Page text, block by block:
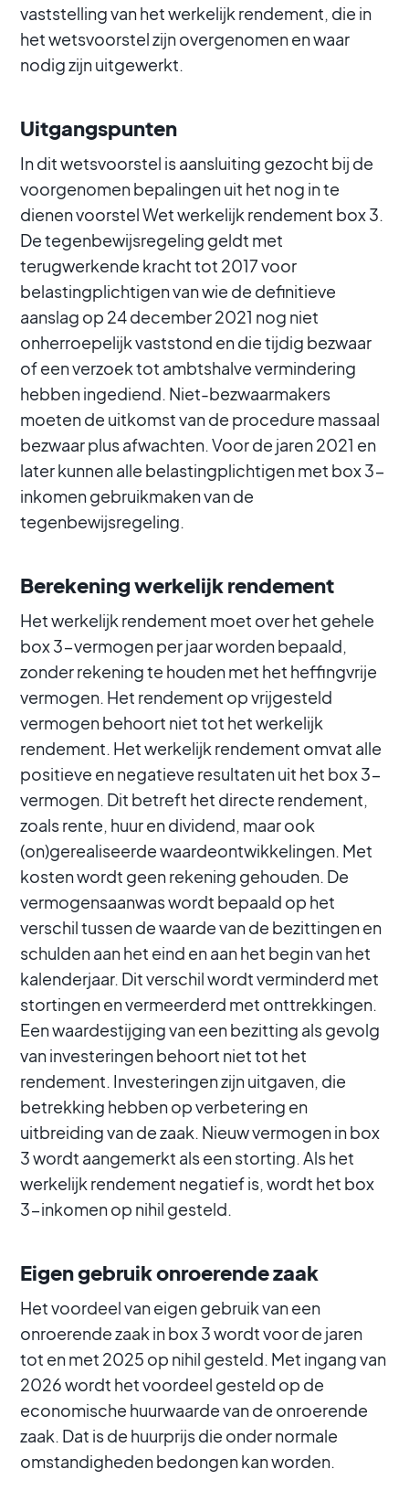
vaststelling van het werkelijk rendement, die in
het wetsvoorstel zijn overgenomen en waar
nodig zijn uitgewerkt.
Uitgangspunten
In dit wetsvoorstel is aansluiting gezocht bij de
voorgenomen bepalingen uit het nog in te
dienen voorstel Wet werkelijk rendement box 3.
De tegenbewijsregeling geldt met
terugwerkende kracht tot 2017 voor
belastingplichtigen van wie de definitieve
aanslag op 24 december 2021 nog niet
onherroepelijk vaststond en die tijdig bezwaar
of een verzoek tot ambtshalve vermindering
hebben ingediend. Niet-bezwaarmakers
moeten de uitkomst van de procedure massaal
bezwaar plus afwachten. Voor de jaren 2021 en
later kunnen alle belastingplichtigen met box 3-
inkomen gebruikmaken van de
tegenbewijsregeling.
Berekening werkelijk rendement
Het werkelijk rendement moet over het gehele
box 3-vermogen per jaar worden bepaald,
zonder rekening te houden met het heffingvrije
vermogen. Het rendement op vrijgesteld
vermogen behoort niet tot het werkelijk
rendement. Het werkelijk rendement omvat alle
positieve en negatieve resultaten uit het box 3-
vermogen. Dit betreft het directe rendement,
zoals rente, huur en dividend, maar ook
(on)gerealiseerde waardeontwikkelingen. Met
kosten wordt geen rekening gehouden. De
vermogensaanwas wordt bepaald op het
verschil tussen de waarde van de bezittingen en
schulden aan het eind en aan het begin van het
kalenderjaar. Dit verschil wordt verminderd met
stortingen en vermeerderd met onttrekkingen.
Een waardestijging van een bezitting als gevolg
van investeringen behoort niet tot het
rendement. Investeringen zijn uitgaven, die
betrekking hebben op verbetering en
uitbreiding van de zaak. Nieuw vermogen in box
3 wordt aangemerkt als een storting. Als het
werkelijk rendement negatief is, wordt het box
3-inkomen op nihil gesteld.
Eigen gebruik onroerende zaak
Het voordeel van eigen gebruik van een
onroerende zaak in box 3 wordt voor de jaren
tot en met 2025 op nihil gesteld. Met ingang van
2026 wordt het voordeel gesteld op de
economische huurwaarde van de onroerende
zaak. Dat is de huurprijs die onder normale
omstandigheden bedongen kan worden.